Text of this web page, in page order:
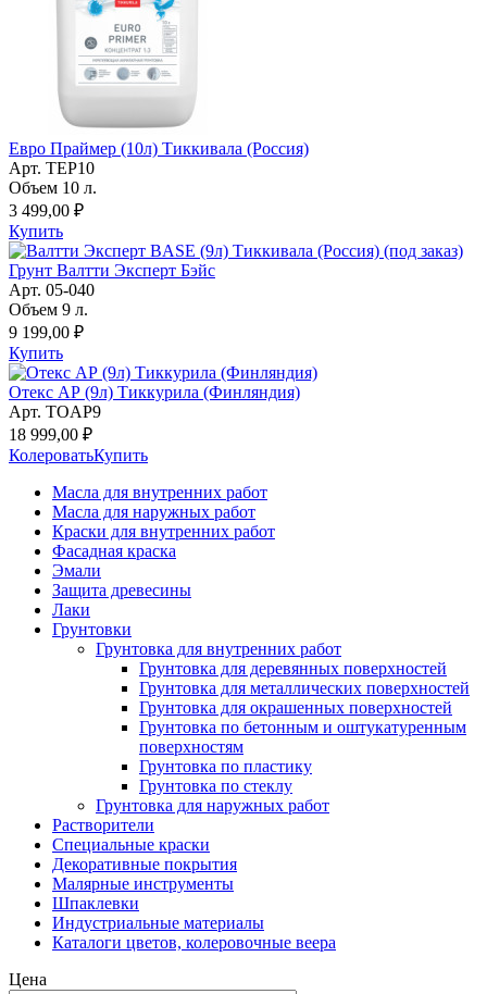
Евро Праймер (10л) Тиккивала (Россия)
Арт. TEP10
Объем 10 л.
3 499,00 ₽
Купить
Грунт Валтти Эксперт Бэйс
Арт. 05-040
Объем 9 л.
9 199,00 ₽
Купить
Отекс АР (9л) Тиккурила (Финляндия)
Арт. TOAP9
18 999,00 ₽
КолероватьКупить
Масла для внутренних работ
Масла для наружных работ
Краски для внутренних работ
Фасадная краска
Эмали
Защита древесины
Лаки
Грунтовки
Грунтовка для внутренних работ
Грунтовка для деревянных поверхностей
Грунтовка для металлических поверхностей
Грунтовка для окрашенных поверхностей
Грунтовка по бетонным и оштукатуренным
поверхностям
Грунтовка по пластику
Грунтовка по стеклу
Грунтовка для наружных работ
Растворители
Специальные краски
Декоративные покрытия
Малярные инструменты
Шпаклевки
Индустриальные материалы
Каталоги цветов, колеровочные веера
Цена